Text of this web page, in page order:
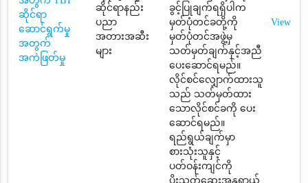
ဆိုင်ရာ
ဆောင်ရွက်မှု
အတွက်
အကဲဖြတ်မှု
ဆိုင်ရာနည်း
ပညာ
အတားအဆီး
များ
ခွင့်ပြုချက်ရရှိပါက
မှတ်ပုံတင်ခတို့ကို
မှတ်ပုံတင်အဖွဲ့မှ
သတ်မှတ်ချက်နှင့်အညီ
ပေးဆောင်ရမည်။
လိုင်စင်လျှောက်ထားသူ
သည် သတ်မှတ်ထား
သောလိုင်စင်ခကို ပေး
ဆောင်ရမည်။
ရည်ရွယ်ချက်မှာ
စားသုံးသူနှင့်
ပတ်ဝန်းကျင်ကို
ပိုးသတ်ဆေးအန္တရာယ်
View